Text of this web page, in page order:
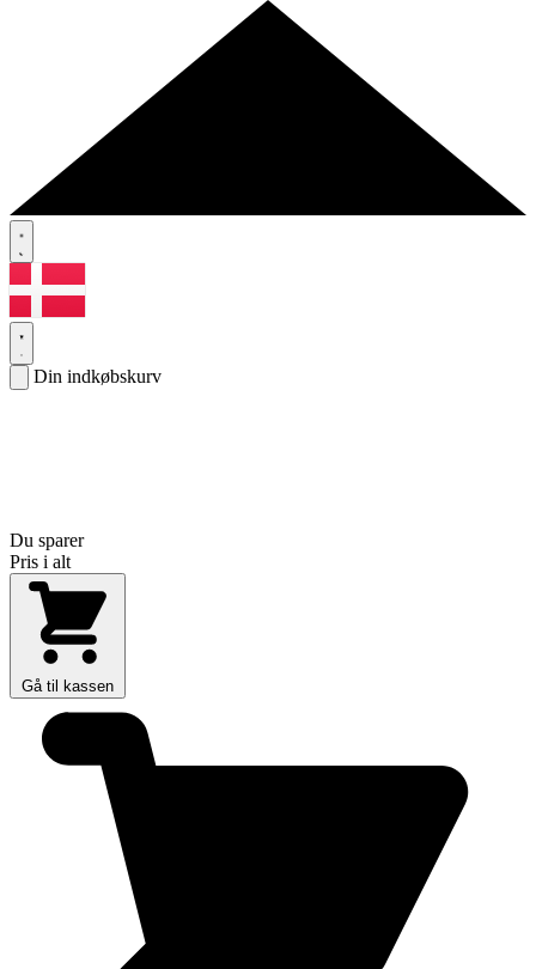
Din indkøbskurv
Du sparer
Pris i alt
Gå til kassen